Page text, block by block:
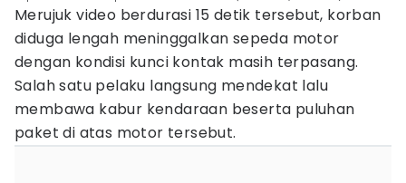
Merujuk video berdurasi 15 detik tersebut, korban
diduga lengah meninggalkan sepeda motor
dengan kondisi kunci kontak masih terpasang.
Salah satu pelaku langsung mendekat lalu
membawa kabur kendaraan beserta puluhan
paket di atas motor tersebut.